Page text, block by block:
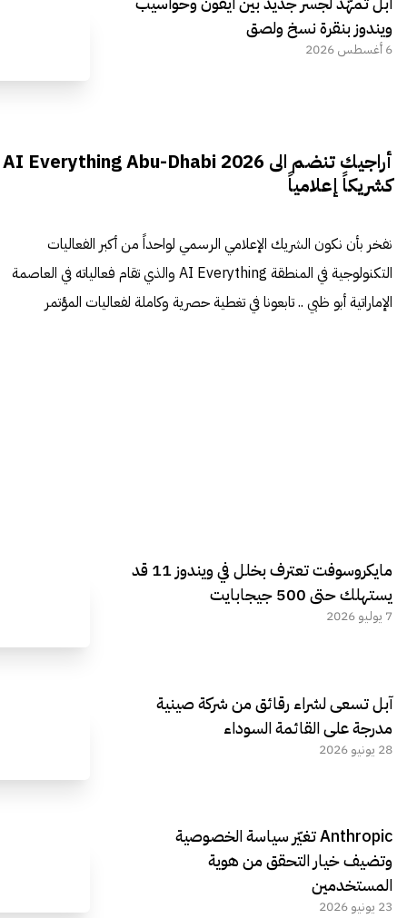
ويندوز بنقرة نسخ ولصق
6 أغسطس 2026
أراجيك تنضم الى AI Everything Abu-Dhabi 2026
كشريكاً إعلامياً
نفخر بأن نكون الشريك الإعلامي الرسمي لواحداً من أكبر الفعاليات
التكنولوجية في المنطقة AI Everything والذي تقام فعالياته في العاصمة
الإماراتية أبو ظبي .. تابعونا في تغطية حصرية وكاملة لفعاليات المؤتمر
مايكروسوفت تعترف بخلل في ويندوز 11 قد
يستهلك حتى 500 جيجابايت
7 يوليو 2026
آبل تسعى لشراء رقائق من شركة صينية
مدرجة على القائمة السوداء
28 يونيو 2026
Anthropic تغيّر سياسة الخصوصية
وتضيف خيار التحقق من هوية
المستخدمين
23 يونيو 2026